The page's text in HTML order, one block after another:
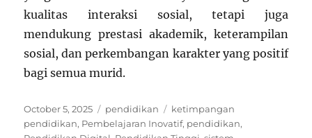
kualitas interaksi sosial, tetapi juga
mendukung prestasi akademik, keterampilan
sosial, dan perkembangan karakter yang positif
bagi semua murid.
Posted
on
October 5, 2025 Categories
pendidikan Tags
ketimpangan
pendidikan, Pembelajaran Inovatif, pendidikan,